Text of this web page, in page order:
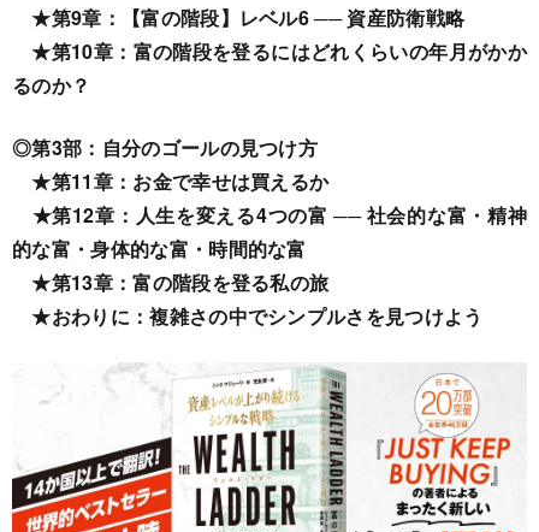
★第9章：【富の階段】レベル6 ── 資産防衛戦略
★第10章：富の階段を登るにはどれくらいの年月がかか
るのか？
◎第3部：自分のゴールの見つけ方
★第11章：お金で幸せは買えるか
★第12章：人生を変える4つの富 ── 社会的な富・精神
的な富・身体的な富・時間的な富
★第13章：富の階段を登る私の旅
★おわりに：複雑さの中でシンプルさを見つけよう